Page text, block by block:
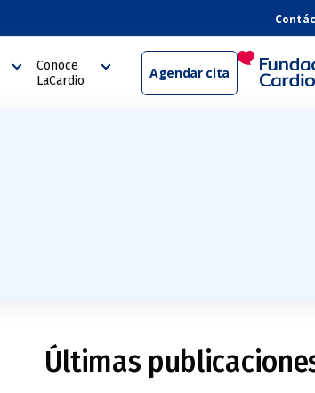
Conoce
LaCardio
Agendar cita
Últimas